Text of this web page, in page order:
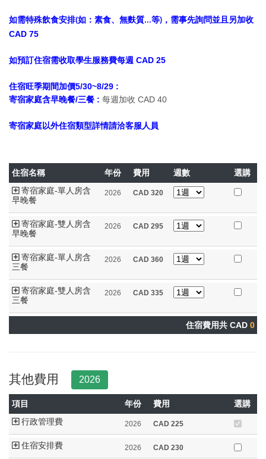
如需特殊飲食安排(如：素食、無麩質...等) ，需事先詢問並且另加收
CAD 75
如預訂住宿需收取學生服務費每週 CAD 25
住宿旺季期間加價5/30~8/29 :
寄宿家庭含早晚餐/三餐 : 每週加收 CAD 40
寄宿家庭以外住宿類型詳情請洽客服人員
住宿名稱 年份 費用 週數
選購
寄宿家庭-單人房含
早晚餐
2026 CAD 320
寄宿家庭-雙人房含
早晚餐
2026 CAD 295
寄宿家庭-單人房含
三餐
2026 CAD 360
寄宿家庭-雙人房含
三餐
2026 CAD 335
住宿費用共 CAD 0
其他費用 2026
項目 年份 費用
選購
行政管理費
2026 CAD 225
住宿安排費 2026 CAD 230